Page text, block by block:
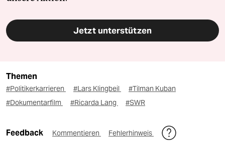
Jetzt unterstützen
Themen
#Politikerkarrieren #Lars Klingbeil
#Tilman Kuban
#Dokumentarfilm
#Ricarda Lang #SWR
Feedback Kommentieren Fehlerhinweis